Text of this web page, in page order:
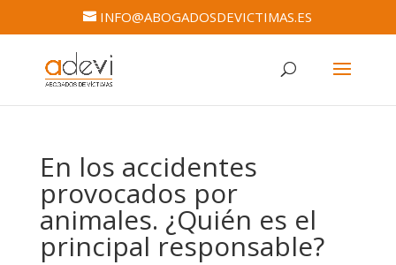
INFO@ABOGADOSDEVICTIMAS.ES
En los accidentes
provocados por
animales. ¿Quién es el
principal responsable?